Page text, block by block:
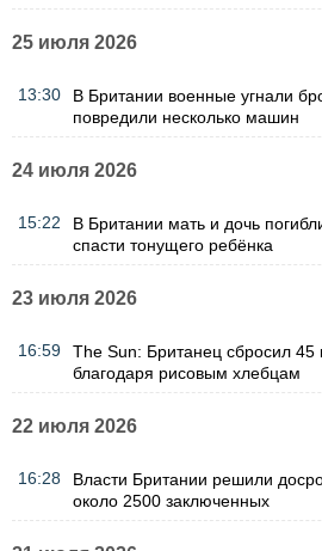
25 июля 2026
13:30
В Британии военные угнали
повредили несколько машин
24 июля 2026
15:22
В Британии мать и дочь
спасти тонущего ребёнка
23 июля 2026
16:59
The Sun: Британец сбросил 45
благодаря рисовым хлебцам
22 июля 2026
16:28
Власти Британии решили
около 2500 заключенных